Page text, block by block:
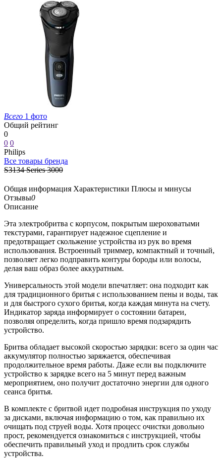
Всего 1 фото
Общий рейтинг
0
0 0
Philips
Все товары бренда
S3134 Series 3000
Общая информация Характеристики Плюсы и минусы
Отзывы0
Описание
Эта электробритва с корпусом, покрытым шероховатыми
текстурами, гарантирует надежное сцепление и
предотвращает скольжение устройства из рук во время
использования. Встроенный триммер, компактный и точный,
позволяет легко подправить контуры бороды или волосы,
делая ваш образ более аккуратным.
Универсальность этой модели впечатляет: она подходит как
для традиционного бритья с использованием пены и воды, так
и для быстрого сухого бритья, когда каждая минута на счету.
Индикатор заряда информирует о состоянии батареи,
позволяя определить, когда пришло время подзарядить
устройство.
Бритва обладает высокой скоростью зарядки: всего за один час
аккумулятор полностью заряжается, обеспечивая
продолжительное время работы. Даже если вы подключите
устройство к зарядке всего на 5 минут перед важным
мероприятием, оно получит достаточно энергии для одного
сеанса бритья.
В комплекте с бритвой идет подробная инструкция по уходу
за дисками, включая информацию о том, как правильно их
очищать под струей воды. Хотя процесс очистки довольно
прост, рекомендуется ознакомиться с инструкцией, чтобы
обеспечить правильный уход и продлить срок службы
устройства.